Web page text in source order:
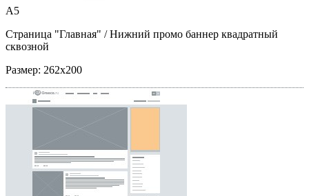
A5
Страница "Главная" / Нижний промо баннер квадратный
сквозной
Размер: 262x200